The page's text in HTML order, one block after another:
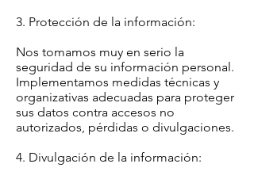
3. Protección de la información:
Nos tomamos muy en serio la
seguridad de su información personal.
Implementamos medidas técnicas y
organizativas adecuadas para proteger
sus datos contra accesos no
autorizados, pérdidas o divulgaciones.
4. Divulgación de la información: